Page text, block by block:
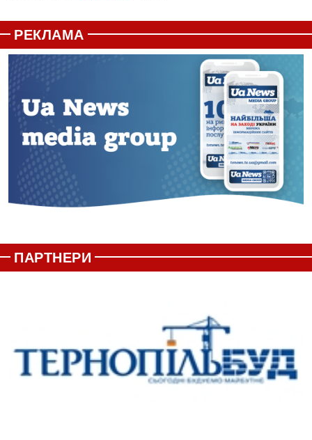
РЕКЛАМА
ПАРТНЕРИ